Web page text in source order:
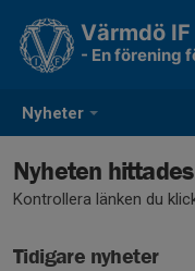
Nyheter
Värmdö IF
- En förening
Nyheten
Kontrollera länken du
Tidigare nyheter